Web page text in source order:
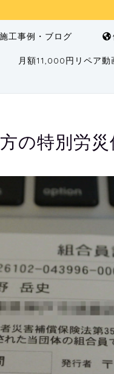
施工事例・ブログ
月額11,000円リペア動
の特別労災